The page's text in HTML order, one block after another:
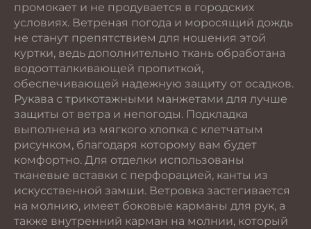
промокает и не продувается в городских
условиях. Ветреная погода и моросящий дождь
не станут препятствием для ношения этой
куртки, ведь дополнительно ткань обработана
водоотталкивающей пропиткой,
обеспечивающей надежную защиту от осадков.
Рукава с трикотажными манжетами для лучше
защиты от ветра и непогоды. Подкладка
выполнена из мягкого хлопка с клетчатым
рисунком, благодаря которому вам будет
комфортно. Для отделки использованы
тканевые вставки с перфорацией, канты из
искусственной замши. Ветровка застегивается
на молнию, имеет боковые карманы для рук, а
также внутренний карман на молнии, который